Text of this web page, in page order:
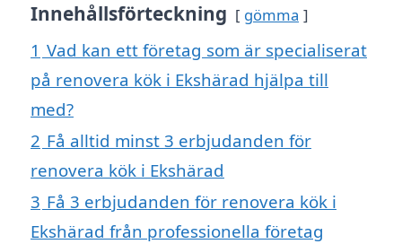
Innehållsförteckning gömma
1 Vad kan ett företag som är specialiserat
på renovera kök i Ekshärad hjälpa till
med?
2 Få alltid minst 3 erbjudanden för
renovera kök i Ekshärad
3 Få 3 erbjudanden för renovera kök i
Ekshärad från professionella företag